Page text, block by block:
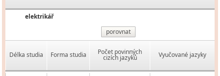
elektrikář
porovnat
Délka studia Forma studia Počet povinných
cizích jazyků Vyučované jazyky